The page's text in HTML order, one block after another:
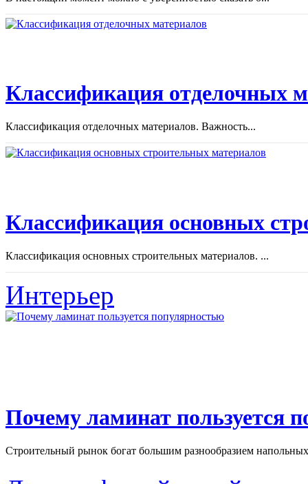
Классификация отделочных
Классификация отделочных материалов. Важность...
Классификация основных
Классификация основных строительных материалов. ...
Интерьер
Почему ламинат пользуется
Строительный рынок богат большим разнообразием